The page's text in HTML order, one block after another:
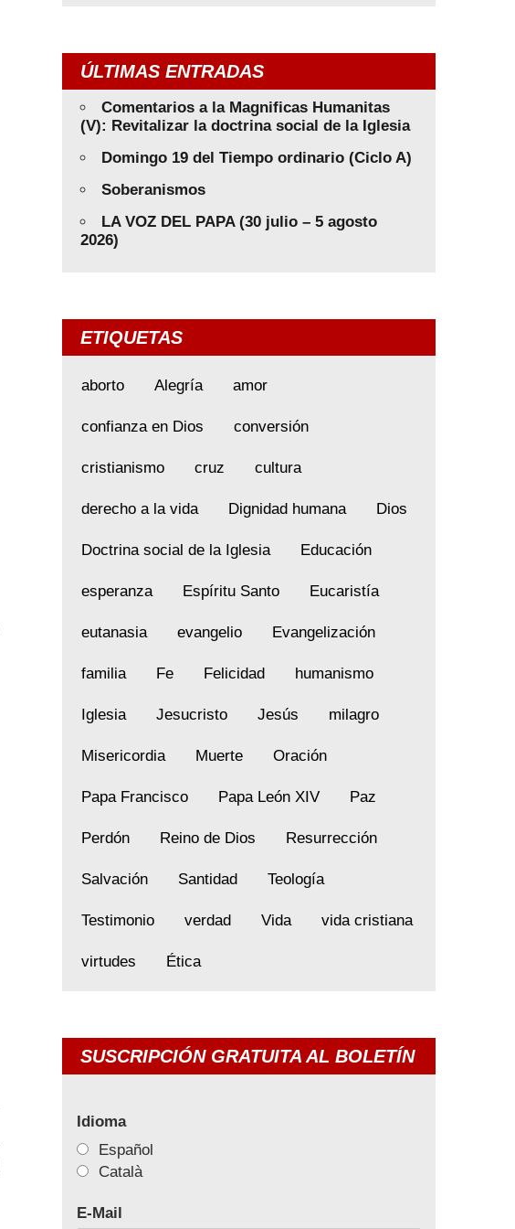
ÚLTIMAS ENTRADAS
Comentarios a la Magnificas Humanitas
(V): Revitalizar la doctrina social de la Iglesia
Domingo 19 del Tiempo ordinario (Ciclo A)
Soberanismos
LA VOZ DEL PAPA (30 julio – 5 agosto
2026)
ETIQUETAS
aborto Alegría amor
confianza en Dios conversión
cristianismo cruz cultura
derecho a la vida Dignidad humana Dios
Doctrina social de la Iglesia Educación
esperanza Espíritu Santo Eucaristía
eutanasia evangelio Evangelización
familia Fe Felicidad humanismo
Iglesia Jesucristo Jesús milagro
Misericordia Muerte Oración
Papa Francisco Papa León XIV Paz
Perdón Reino de Dios Resurrección
Salvación Santidad Teología
Testimonio verdad Vida vida cristiana
virtudes Ética
SUSCRIPCIÓN GRATUITA AL BOLETÍN
Idioma
Español
Català
E-Mail